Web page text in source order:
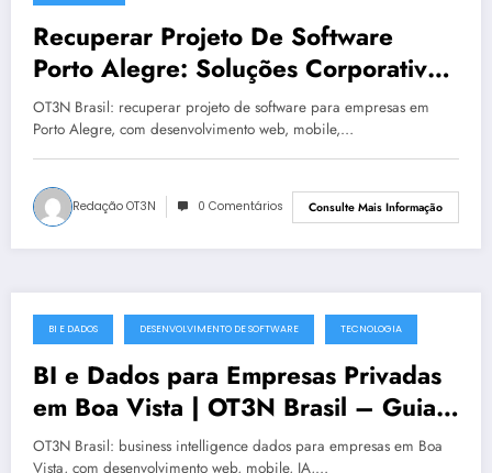
Recuperar Projeto De Software
Porto Alegre: Soluções Corporativas
da OT3N Brasil – Guia 4098
OT3N Brasil: recuperar projeto de software para empresas em
Porto Alegre, com desenvolvimento web, mobile,…
Redação OT3N 0 Comentários Consulte Mais Informação
julho 19, 2025
BI E DADOS DESENVOLVIMENTO DE SOFTWARE TECNOLOGIA
BI e Dados para Empresas Privadas
em Boa Vista | OT3N Brasil – Guia
5541
OT3N Brasil: business intelligence dados para empresas em Boa
Vista, com desenvolvimento web, mobile, IA,…